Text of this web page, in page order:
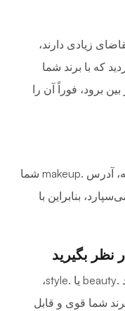
زیادی دارند،
که با برند شما
برود، فوراً آن را
انتخاب دامنه بدون خط فاصله، آدرس .makeup شما
بنابراین با
نظر بگیرید
با ثبت دامنه‌های مرتبط، مانند .beauty یا .style،
شما قوی و قابل